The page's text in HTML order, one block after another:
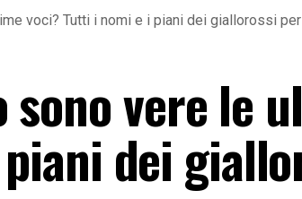
voci? Tutti i nomi e i piani dei giallorossi
vere le
dei